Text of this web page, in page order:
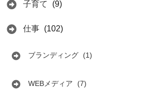
子育て (9)
仕事 (102)
ブランディング (1)
WEBメディア (7)